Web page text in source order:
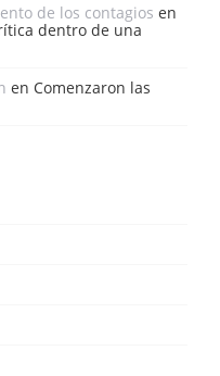
de los contagios en
dentro de una
en Comenzaron las